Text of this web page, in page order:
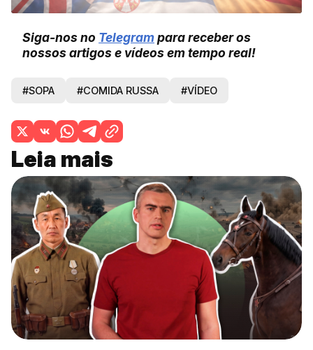
Siga-nos no Telegrampara receber os
nossos artigos e vídeos em tempo real!
#SOPA #COMIDA RUSSA #VÍDEO
Leia mais